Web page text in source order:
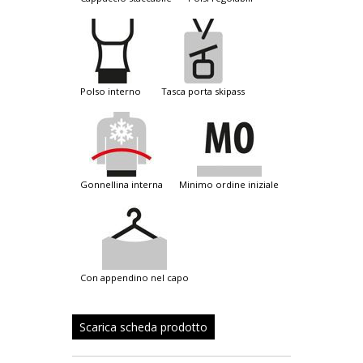
polso interno tasca porta skipass
gonnellina interna minimo ordine iniziale
con appendino nel capo
Scarica scheda prodotto